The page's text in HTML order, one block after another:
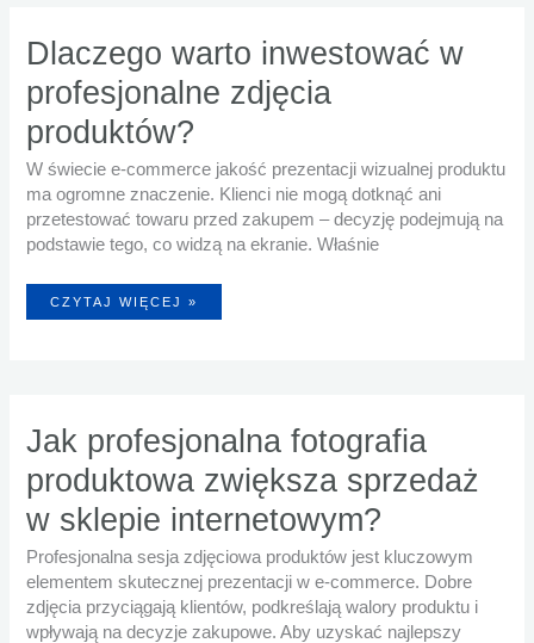
Dlaczego warto inwestować w
profesjonalne zdjęcia
produktów?
W świecie e-commerce jakość prezentacji wizualnej produktu
ma ogromne znaczenie. Klienci nie mogą dotknąć ani
przetestować towaru przed zakupem – decyzję podejmują na
podstawie tego, co widzą na ekranie. Właśnie
DLACZEGO
INWESTOWAĆ
CZYTAJ WIĘCEJ »
Jak profesjonalna fotografia
produktowa zwiększa sprzedaż
w sklepie internetowym?
Profesjonalna sesja zdjęciowa produktów jest kluczowym
elementem skutecznej prezentacji w e-commerce. Dobre
zdjęcia przyciągają klientów, podkreślają walory produktu i
wpływają na decyzje zakupowe. Aby uzyskać najlepszy